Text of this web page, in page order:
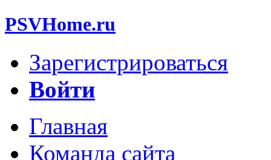
PSVHome.ru
Зарегистрироваться
Войти
Главная
Команда сайта